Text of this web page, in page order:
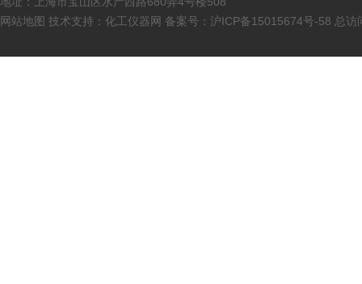
网站地图 技术支持： 化工仪器网 备案号： 沪ICP备15015674号-58 总访